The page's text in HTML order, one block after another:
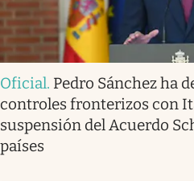
Oficial. Pedro Sánchez ha
controles fronterizos con
suspensión del Acuerdo
países